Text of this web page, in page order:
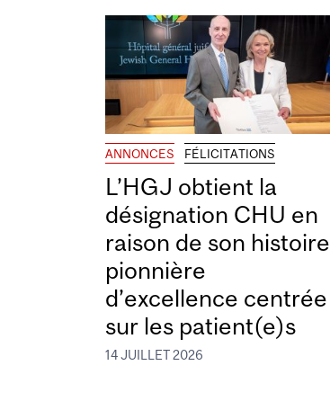
ANNONCES FÉLICITATIONS
L’HGJ obtient la
désignation CHU en
raison de son histoire
pionnière
d’excellence centrée
sur les patient(e)s
14 JUILLET 2026